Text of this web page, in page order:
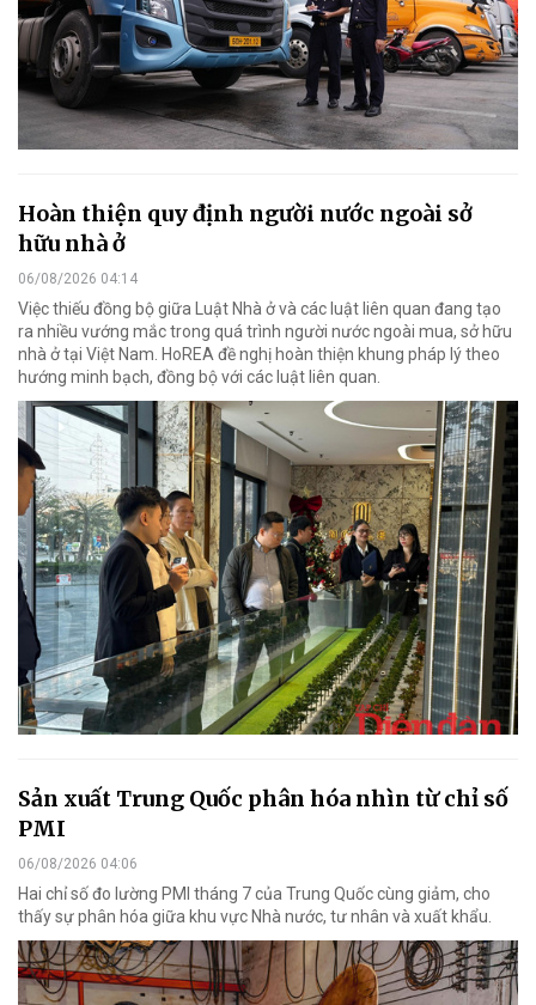
Hoàn thiện quy định người nước ngoài sở
hữu nhà ở
06/08/2026 04:14
Việc thiếu đồng bộ giữa Luật Nhà ở và các luật liên quan đang tạo
ra nhiều vướng mắc trong quá trình người nước ngoài mua, sở hữu
nhà ở tại Việt Nam. HoREA đề nghị hoàn thiện khung pháp lý theo
hướng minh bạch, đồng bộ với các luật liên quan.
Sản xuất Trung Quốc phân hóa nhìn từ chỉ số
PMI
06/08/2026 04:06
Hai chỉ số đo lường PMI tháng 7 của Trung Quốc cùng giảm, cho
thấy sự phân hóa giữa khu vực Nhà nước, tư nhân và xuất khẩu.